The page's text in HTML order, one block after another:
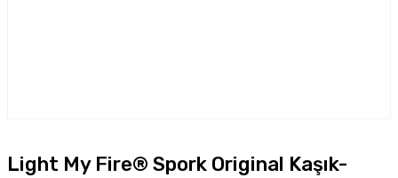
Light My Fire® Spork Original Kaşık-